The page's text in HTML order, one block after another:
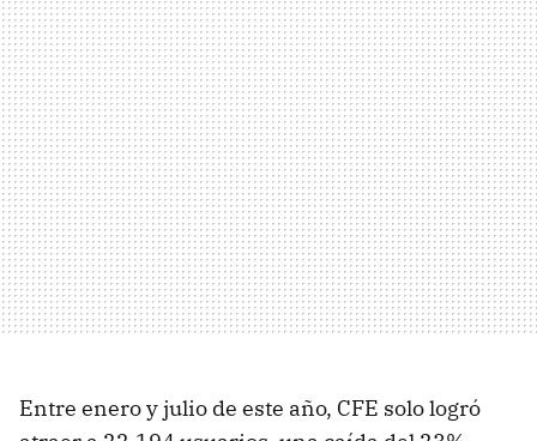
Entre enero y julio de este año, CFE solo logró